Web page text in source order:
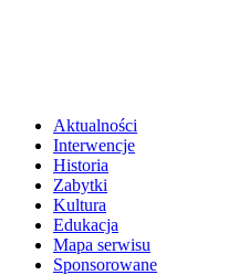
Aktualności
Interwencje
Historia
Zabytki
Kultura
Edukacja
Mapa serwisu
Sponsorowane